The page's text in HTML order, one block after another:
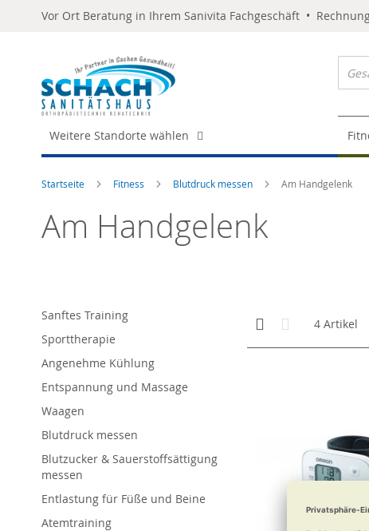
Vor Ort Beratung in Ihrem Sanivita Fachgeschäft •
Weitere Standorte wählen
Startseite Fitness Blutdruck messen Am Handgelenk
Am Handgelenk
Anzeigen
als
Kachelansicht
4 Artikel
Sanftes Training
Sporttherapie
Angenehme Kühlung
Entspannung und Massage
Waagen
Blutdruck messen
Blutzucker & Sauerstoffsättigung
messen
Entlastung für Füße und Beine
Atemtraining